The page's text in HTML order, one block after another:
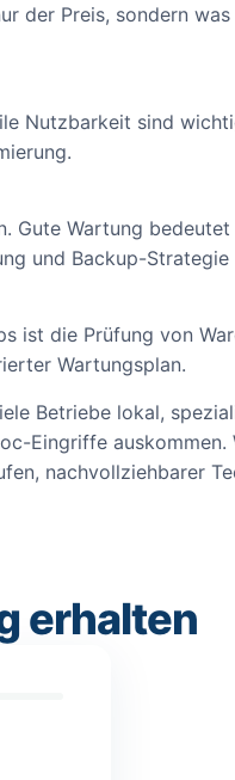
der Preis, sondern
Nutzbarkeit sind
Gute Wartung
und Backup-
ist die Prüfung von
Wartungsplan.
Betriebe lokal,
Eingriffe auskommen.
nachvollziehbarer
erhalten